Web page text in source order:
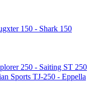
150 - Shark 150
250 - Saiting ST 250
Sports TJ-250 - Eppella